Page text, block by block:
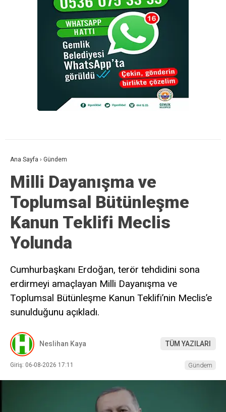
Ana Sayfa › Gündem
Milli Dayanışma ve
Toplumsal Bütünleşme
Kanun Teklifi Meclis
Yolunda
Cumhurbaşkanı Erdoğan, terör tehdidini sona
erdirmeyi amaçlayan Milli Dayanışma ve
Toplumsal Bütünleşme Kanun Teklifi’nin Meclis’e
sunulduğunu açıkladı.
Neslihan Kaya TÜM YAZILARI
Giriş: 06-08-2026 17:11 Gündem